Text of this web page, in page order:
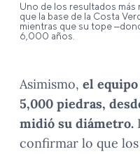
Uno de los resultados
que la base de la Costa
mientras que su tope
6,000 años.
Asimismo, el
5,000 piedras,
midió su diámetro.
confirmar lo que